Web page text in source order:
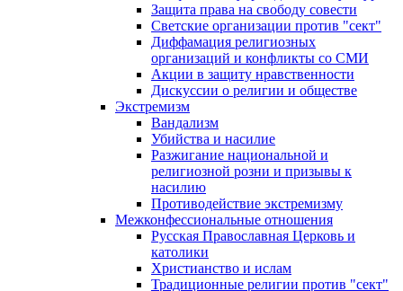
Защита права на свободу совести
Светские организации против "сект"
Диффамация религиозных
организаций и конфликты со СМИ
Акции в защиту нравственности
Дискуссии о религии и обществе
Экстремизм
Вандализм
Убийства и насилие
Разжигание национальной и
религиозной розни и призывы к
насилию
Противодействие экстремизму
Межконфессиональные отношения
Русская Православная Церковь и
католики
Христианство и ислам
Традиционные религии против "сект"